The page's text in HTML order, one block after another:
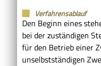
Verfahrensablauf
Den Beginn eines
bei der zuständigen
für den Betrieb einer
unselbstständigen